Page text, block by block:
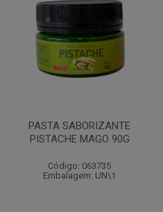
PASTA SABORIZANTE
PISTACHE MAGO 90G
Código: 063735
Embalagem: UN\1